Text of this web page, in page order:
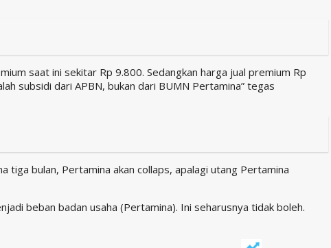
saat ini sekitar Rp 9.800. Sedangkan harga jual premium Rp
subsidi dari APBN, bukan dari BUMN Pertamina” tegas
tiga bulan, Pertamina akan collaps, apalagi utang Pertamina
beban badan usaha (Pertamina). Ini seharusnya tidak boleh.